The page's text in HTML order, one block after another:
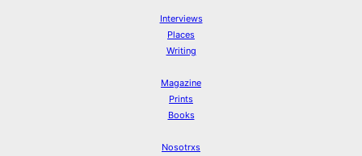
Interviews
Places
Writing
Magazine
Prints
Books
Nosotrxs